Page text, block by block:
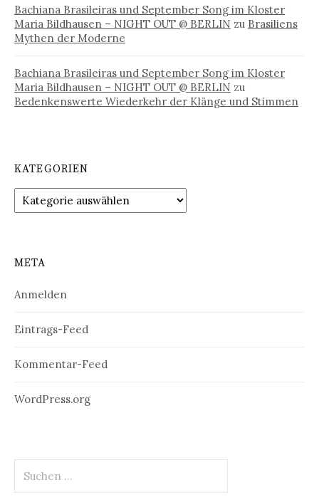
Bachiana Brasileiras und September Song im Kloster
Maria Bildhausen – NIGHT OUT @ BERLIN zu Brasiliens
Mythen der Moderne
Bachiana Brasileiras und September Song im Kloster
Maria Bildhausen – NIGHT OUT @ BERLIN zu
Bedenkenswerte Wiederkehr der Klänge und Stimmen
KATEGORIEN
Kategorien
META
Anmelden
Eintrags-Feed
Kommentar-Feed
WordPress.org
nach: